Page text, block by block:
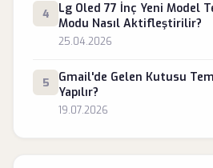
4
Lg Oled 77 İnç Yeni Model
Modu Nasıl Aktifleştirilir?
25.04.2026
5
Gmail'de Gelen Kutusu
Yapılır?
19.07.2026